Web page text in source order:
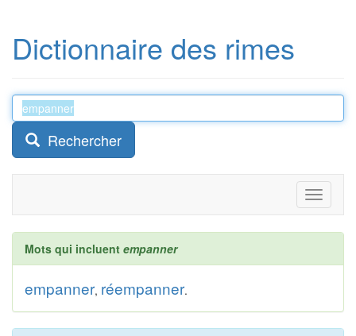
Dictionnaire des rimes
Rechercher
Toggle
Mots qui incluent empanner
empanner, réempanner.